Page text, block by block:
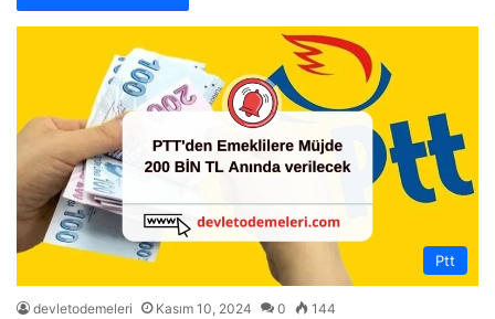
Ptt
devletodemeleri Kasım 10, 2024 0 144